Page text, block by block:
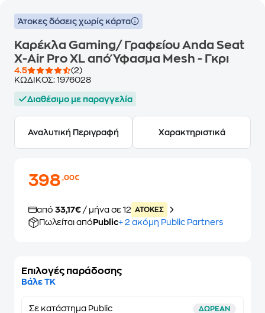
Άτοκες δόσεις χωρίς κάρτα
Καρέκλα Gaming/ Γραφείου Anda Seat
X-Air Pro XL από Ύφασμα Mesh - Γκρι
4.5
(2)
ΚΩΔΙΚΟΣ: 1976028
Διαθέσιμο με παραγγελία
Αναλυτική Περιγραφή Χαρακτηριστικά
398,00€
από 33,17€ / μήνα σε 12 ATOKEΣ
Πωλείται από Public+ 2 ακόμη Public Partners
Επιλογές παράδοσης
Βάλε ΤΚ
Σε κατάστημα Public ΔΩΡΕΑΝ